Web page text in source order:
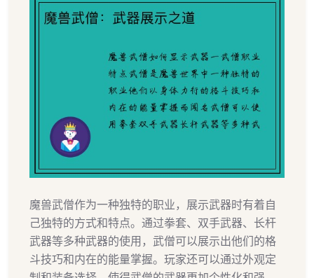
魔兽武僧作为一种独特的职业，展示武器时有着自
己独特的方式和特点。通过拳套、双手武器、长杆
武器等多种武器的使用，武僧可以展示出他们的格
斗技巧和内在的能量掌握。玩家还可以通过外观定